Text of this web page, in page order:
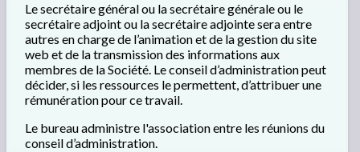
Le secrétaire général ou la secrétaire générale ou le
secrétaire adjoint ou la secrétaire adjointe sera entre
autres en charge de l’animation et de la gestion du site
web et de la transmission des informations aux
membres de la Société. Le conseil d’administration peut
décider, si les ressources le permettent, d’attribuer une
rémunération pour ce travail.
Le bureau administre l'association entre les réunions du
conseil d’administration.